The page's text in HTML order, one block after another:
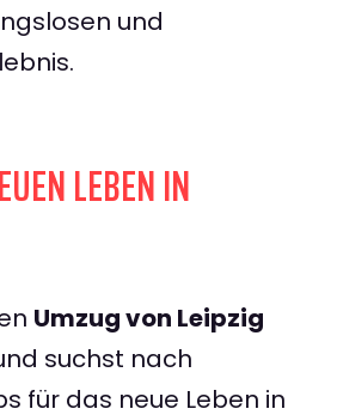
und
LEBEN IN
Umzug von Leipzig
suchst nach
für das neue Leben in